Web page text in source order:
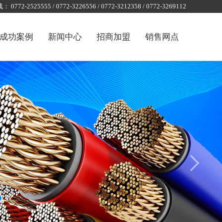
： 0772-2525555 / 0772-3226556 / 0772-3212358 / 0772-3269112
成功案例 新闻中心 招商加盟 销售网点